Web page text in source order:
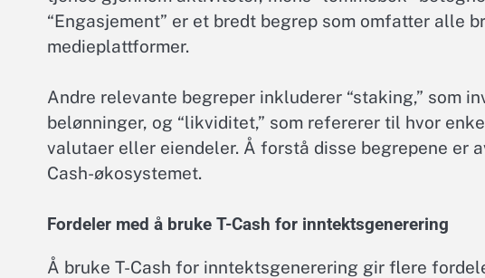
“Engasjement” er et bredt begrep som omfatter alle
medieplattformer.
Andre relevante begreper inkluderer “staking,” som
belønninger, og “likviditet,” som refererer til hvor
valutaer eller eiendeler. Å forstå disse begrepene er
Cash-økosystemet.
Fordeler med å bruke T-Cash for inntektsgenerering
Å bruke T-Cash for inntektsgenerering gir flere